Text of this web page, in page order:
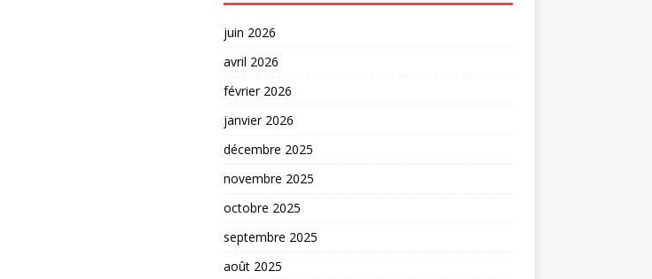
juin 2026
avril 2026
février 2026
janvier 2026
décembre 2025
novembre 2025
octobre 2025
septembre 2025
août 2025